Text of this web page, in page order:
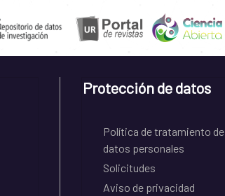
Protección de datos
Política de tratamiento de
datos personales
Solicitudes
Aviso de privacidad